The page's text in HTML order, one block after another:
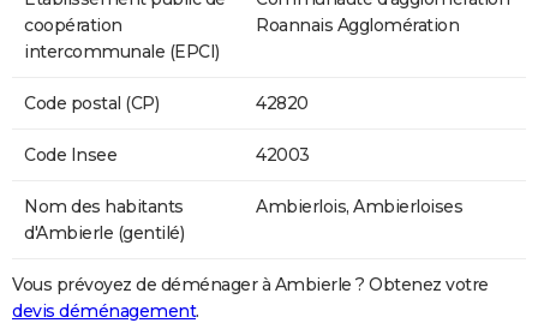
coopération
intercommunale (EPCI)
Roannais Agglomération
Code postal (CP) 42820
Code Insee 42003
Nom des habitants
d'Ambierle (gentilé)
Ambierlois, Ambierloises
Vous prévoyez de déménager à Ambierle ? Obtenez votre
devis déménagement.